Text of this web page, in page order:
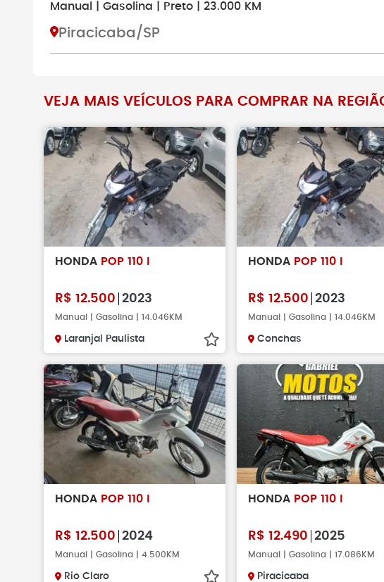
Manual | Gasolina | Preto | 23.000 KM
Piracicaba/SP
VEJA MAIS VEÍCULOS PARA COMPRAR NA
HONDA POP 110 I
R$ 12.500 2023
Manual | Gasolina | 14.046KM
Laranjal Paulista
HONDA POP 110 I
R$ 12.500 2023
Manual | Gasolina | 14.046KM
Conchas
HONDA POP 110 I
R$ 12.500 2024
Manual | Gasolina | 4.500KM
Rio Claro
HONDA POP 110 I
R$ 12.490 2025
Manual | Gasolina | 17.086KM
Piracicaba
Não faça pagamentos